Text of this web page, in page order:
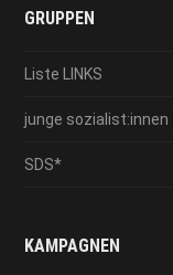
GRUPPEN
Liste LINKS
junge sozialist:innen
SDS*
KAMPAGNEN